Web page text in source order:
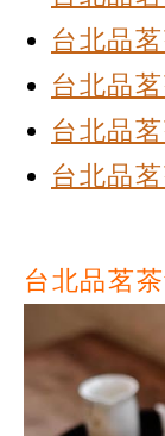
台北品
台北品
台北品
台北品
台北品茗